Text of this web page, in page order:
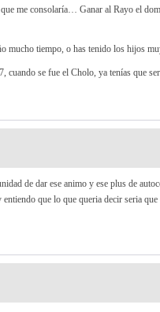
me consolaría… Ganar al Rayo el
mucho tiempo, o has tenido los hijos
cuando se fue el Cholo, ya tenías que
de dar ese animo y ese plus de
entiendo que lo que queria decir seria